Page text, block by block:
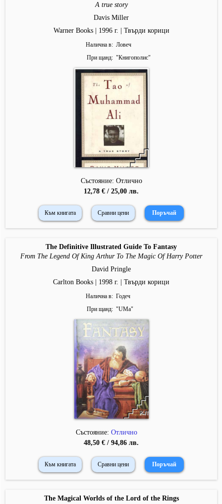
A true story
Davis Miller
Warner Books | 1996 г. | Твърди корици
Налична в
Ловеч
При щанд
"Книгополис"
Състояние: Отлично
12,78 € / 25,00 лв.
Към книгата Сравни цени
The Definitive Illustrated Guide To Fantasy
From The Legend Of King Arthur To The Magic Of Harry Potter
David Pringle
Carlton Books | 1998 г. | Твърди корици
Налична в
Годеч
При щанд
"UMa"
Състояние: Отлично
48,50 € / 94,86 лв.
Към книгата Сравни цени
The Magical Worlds of the Lord of the Rings